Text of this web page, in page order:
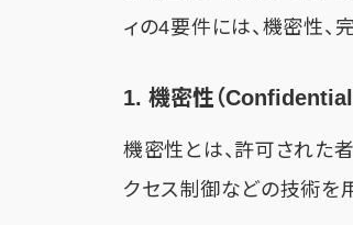
ィの4要件には、機密性、
1. 機密性（
機密性とは、許可された
クセス制御などの技術を